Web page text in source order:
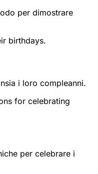
per dimostrare
birthdays.
i loro compleanni.
for celebrating
per celebrare i